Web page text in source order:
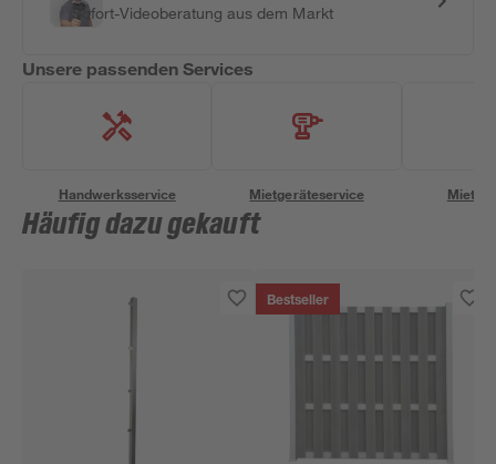
Sofort-Videoberatung aus dem Markt
Unsere passenden Services
Handwerksservice Mietgeräteservice
Häufig dazu gekauft
Bestseller